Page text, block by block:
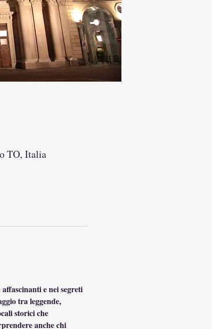
TO, Italia
e nei segreti
tra leggende,
storici che
anche chi